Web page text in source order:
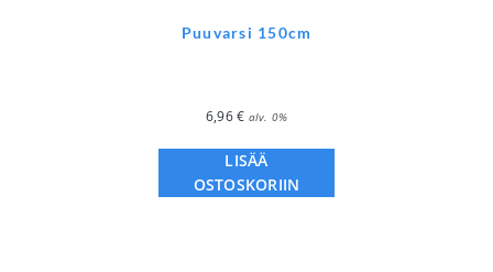
Puuvarsi 150cm
6,96€ alv. 0%
LISÄÄ
OSTOSKORIIN